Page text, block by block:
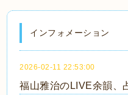
インフォメーション
2026-02-11 22:53:00
福山雅治のLIVE余韻、